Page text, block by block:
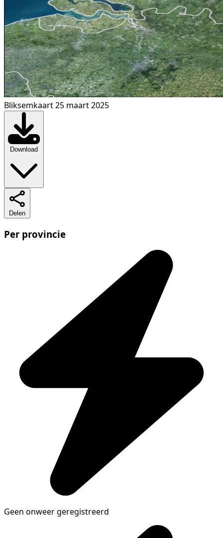
Bliksemkaart 25 maart 2025
Download
Delen
Per provincie
Geen onweer geregistreerd